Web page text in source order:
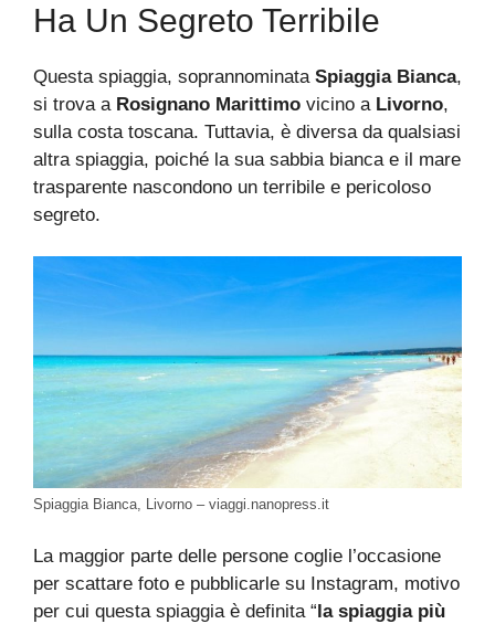
Ha Un Segreto Terribile
Questa spiaggia, soprannominata Spiaggia Bianca,
si trova a Rosignano Marittimo vicino a Livorno,
sulla costa toscana. Tuttavia, è diversa da qualsiasi
altra spiaggia, poiché la sua sabbia bianca e il mare
trasparente nascondono un terribile e pericoloso
segreto.
Spiaggia Bianca, Livorno – viaggi.nanopress.it
La maggior parte delle persone coglie l’occasione
per scattare foto e pubblicarle su Instagram, motivo
per cui questa spiaggia è definita “ la spiaggia più